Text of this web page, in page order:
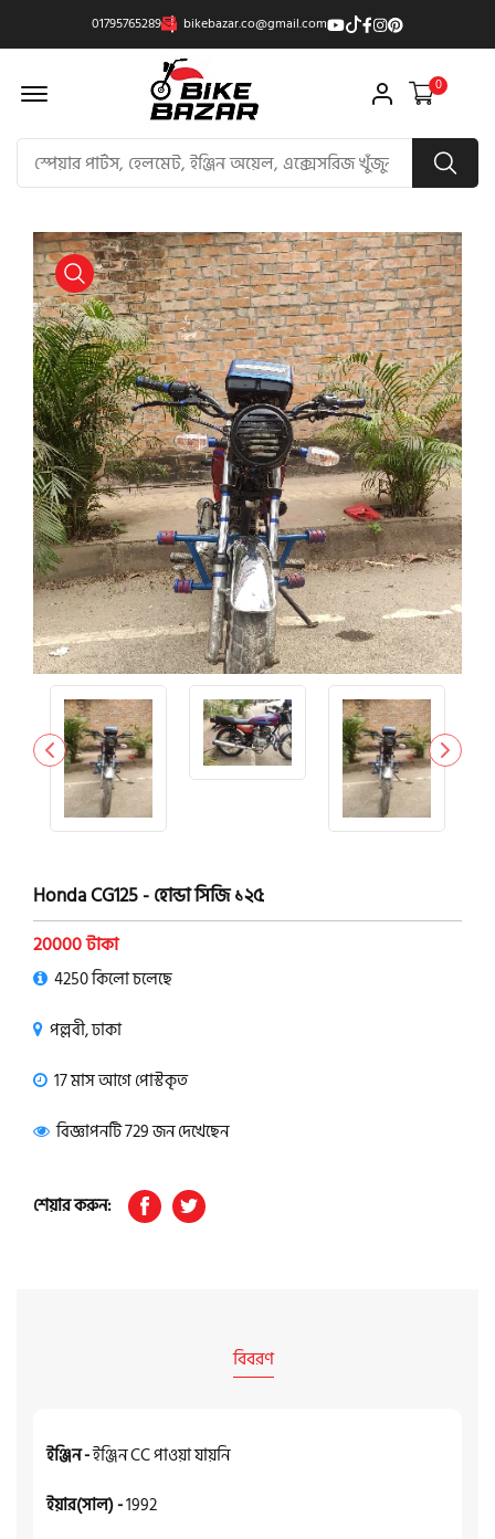
01795765289 bikebazar.co@gmail.com
Offcanvas Menu Open 0
product view
Honda CG125 - হোন্ডা সিজি ১২৫
20000 টাকা
4250 কিলো চলেছে
পল্লবী, ঢাকা
17 মাস আগে পোস্টকৃত
বিজ্ঞাপনটি 729 জন দেখেছেন
শেয়ার করুন:
বিবরণ
ইঞ্জিন -ইঞ্জিন CC পাওয়া যায়নি
ইয়ার(সাল) -1992